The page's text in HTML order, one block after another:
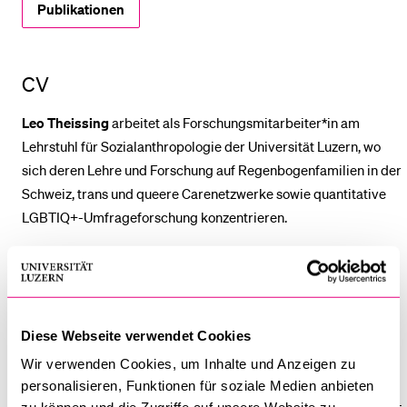
Diese Webseite verwendet Cookies
Wir verwenden Cookies, um Inhalte und Anzeigen zu
personalisieren, Funktionen für soziale Medien anbieten
Publikationen
CV
Leo Theissingarbeitet als Forschungsmitarbeiter*in am
Lehrstuhl für Sozialanthropologie der Universität Luzern, wo
sich deren Lehre und Forschung auf Regenbogenfamilien in der
Schweiz, trans und queere Carenetzwerke sowie quantitative
LGBTIQ+-Umfrageforschung konzentrieren.
Nach dem Abschluss des Bachelors in Politikwissenschaft und
Spanisch in Münster, Deutschland, sammelte Leo Theissing
Schwerpunkt des Politikwissenschaftsmasters an der
Universität Zürich. Während des Masterstudiums arbeitete Leo
Theissing beim Swiss LGBTIQ+ Panel, einer longitudinalen
Bibliothek
Sportangebot
Menuplan Mensa
Anmeldung und Zulassung